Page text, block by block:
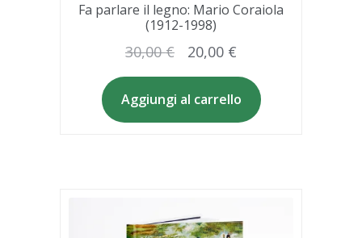
Fa parlare il legno: Mario Coraiola
(1912-1998)
30,00€
prezzo
originale
era:
20,00 €
prezzo
attuale
è:
Aggiungi al carrello